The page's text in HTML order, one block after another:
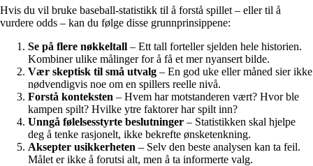
Hvis du vil bruke baseball-statistikk til å forstå spillet – eller til å
vurdere odds – kan du følge disse grunnprinsippene:
Se på flere nøkkeltall – Ett tall forteller sjelden hele historien.
Kombiner ulike målinger for å få et mer nyansert bilde.
Vær skeptisk til små utvalg – En god uke eller måned sier ikke
nødvendigvis noe om en spillers reelle nivå.
Forstå konteksten – Hvem har motstanderen vært? Hvor ble
kampen spilt? Hvilke ytre faktorer har spilt inn?
Unngå følelsesstyrte beslutninger – Statistikken skal hjelpe
deg å tenke rasjonelt, ikke bekrefte ønsketenkning.
Aksepter usikkerheten – Selv den beste analysen kan ta feil.
Målet er ikke å forutsi alt, men å ta informerte valg.